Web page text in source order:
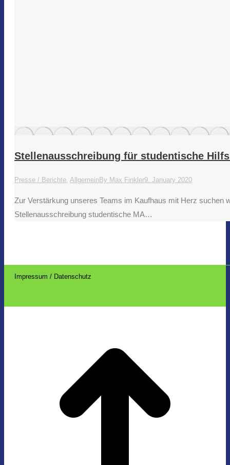
Stellenausschreibung für studentische
Presse / Berichte, AllgemeinBy Max Finkler9. January 2020
Zur Verstärkung unseres Teams im Kaufhaus mit Herz suchen
Stellenausschreibung studentische MA…
Impressum / Datenschutz